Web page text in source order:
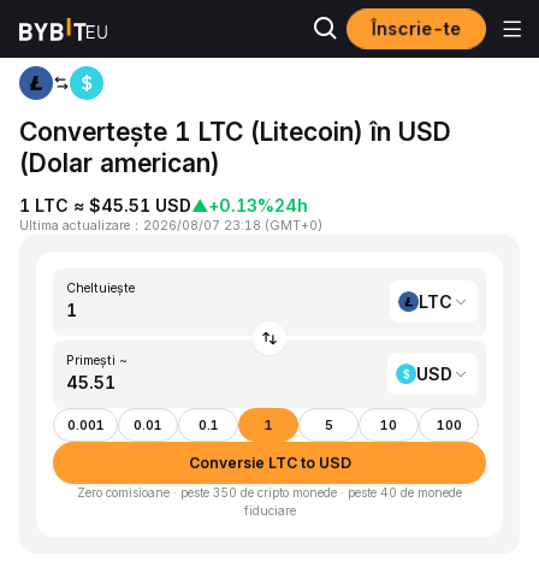
Înscrie-te
Acasă LTC to USD
Convertește 1 LTC (Litecoin) în USD
(Dolar american)
1 LTC ≈ $45.51 USD▲+0.13%24h
Ultima actualizare ： 2026/08/07 23:18 (GMT+0)
Cheltuiește
LTC
Primești ~
USD
0.001 0.01 0.1 1 5 10 100
Conversie LTC to USD
Zero comisioane · peste 350 de cripto monede · peste 40 de monede
fiduciare